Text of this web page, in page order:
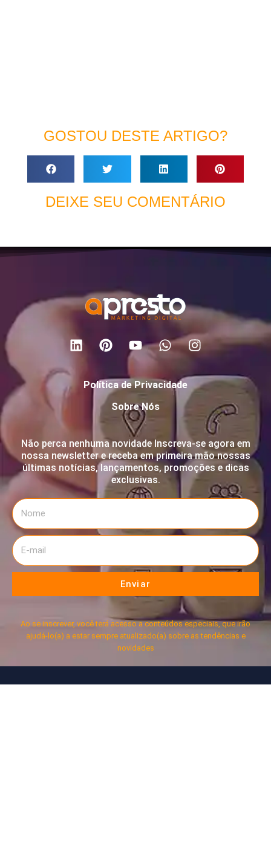
GOSTOU DESTE ARTIGO?
DEIXE SEU COMENTÁRIO
Política de Privacidade
Sobre Nós
Não perca nenhuma novidade Inscreva-se agora em
nossa newsletter e receba em primeira mão nossas
últimas notícias, lançamentos, promoções e dicas
exclusivas.
Enviar
Ao se inscrever, você terá acesso a conteúdos especiais, que irão
ajudá-lo(a) a estar sempre atualizado(a) sobre as tendências e
novidades